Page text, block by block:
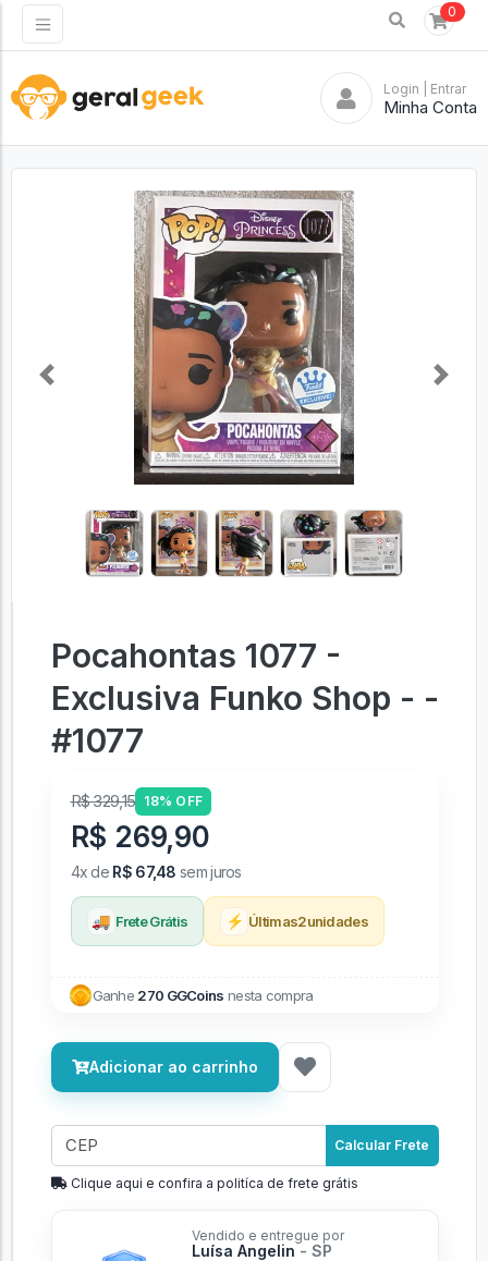
0
Login | Entrar
Minha Conta
Previous Next
Pocahontas 1077 -
Exclusiva Funko Shop - -
#1077
R$ 329,15 18% OFF
R$ 269,90
4x de R$ 67,48 sem juros
🚚 Frete Grátis ⚡ Últimas2unidades
Ganhe 270 GGCoins nesta compra
Adicionar ao carrinho
Calcular Frete
Clique aqui e confira a politíca de frete grátis
Vendido e entregue por
Luísa Angelin - SP